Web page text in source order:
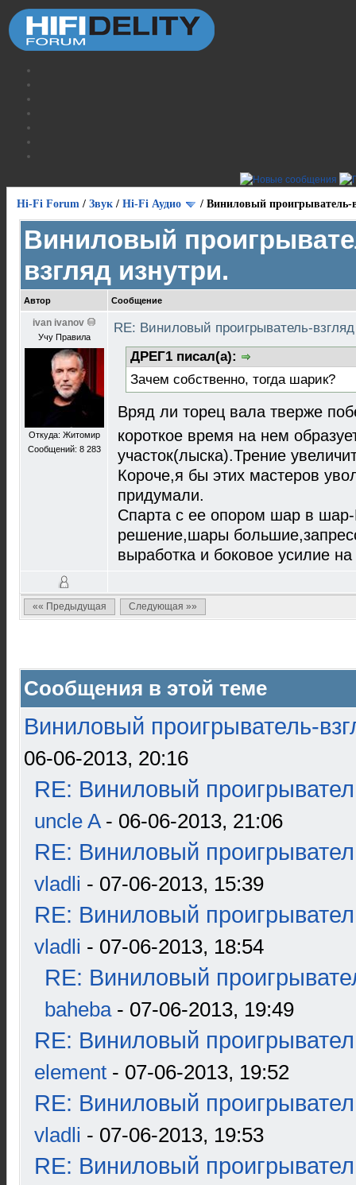
Hi-Fi Forum / Звук / Hi-Fi Аудио / Виниловый проигрыватель-
Виниловый
взгляд изнутри.
Автор Сообщение
ivan ivanov
Учу Правила
Откуда: Житомир
Сообщений: 8 283
RE: Виниловый проигрыватель-
ДРЕГ1 писал(а):
Зачем собственно, тогда шарик?
Вряд ли торец вала тверже
короткое время на нем
участок(лыска).Трение
Короче,я бы этих мастеров
придумали.
Спарта с ее опором шар в
решение,шары
выработка и боковое усилие на
«« Предыдущая Следующая »»
Сообщения в этой теме
Виниловый проигрыватель-
06-06-2013, 20:16
RE: Виниловый
uncle A- 06-06-2013, 21:06
RE: Виниловый
vladli - 07-06-2013, 15:39
RE: Виниловый
vladli - 07-06-2013, 18:54
RE: Виниловый
baheba- 07-06-2013, 19:49
RE: Виниловый
element - 07-06-2013, 19:52
RE: Виниловый
vladli - 07-06-2013, 19:53
RE: Виниловый